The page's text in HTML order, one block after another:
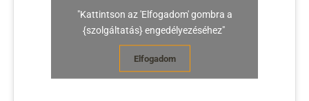
"Kattintson az 'Elfogadom' gombra a
{szolgáltatás} engedélyezéséhez"
Elfogadom